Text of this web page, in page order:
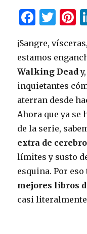
F
c
e
b
o
o
k
T
w
it
te
r
¡Sangre,
estamos
Walking Dead
inquietantes
aterran desde
Ahora que ya se
de la serie,
extra de
límites y susto
esquina. Por
mejores libros
casi